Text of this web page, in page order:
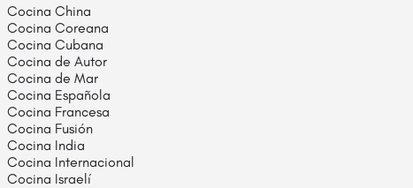
Cocina China
Cocina Coreana
Cocina Cubana
Cocina de Autor
Cocina de Mar
Cocina Española
Cocina Francesa
Cocina Fusión
Cocina India
Cocina Internacional
Cocina Israelí